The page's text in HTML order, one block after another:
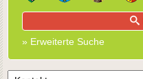
» Erweiterte Suche